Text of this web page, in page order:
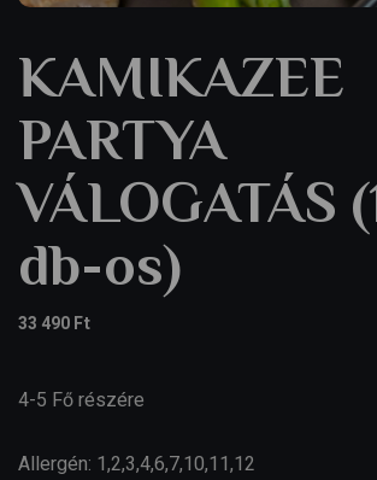
KAMIKAZEE
PARTYA
VÁLOGATÁS
db-os)
33 490Ft
4-5 Fő részére
Allergén: 1,2,3,4,6,7,10,11,12